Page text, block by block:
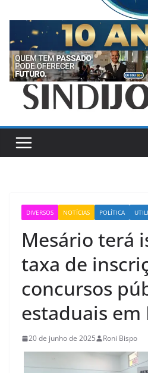
DIVERSOS NOTÍCIAS POLÍTICA
Mesário terá
taxa de
concursos
estaduais em
20 de junho de 2025 Roni Bispo